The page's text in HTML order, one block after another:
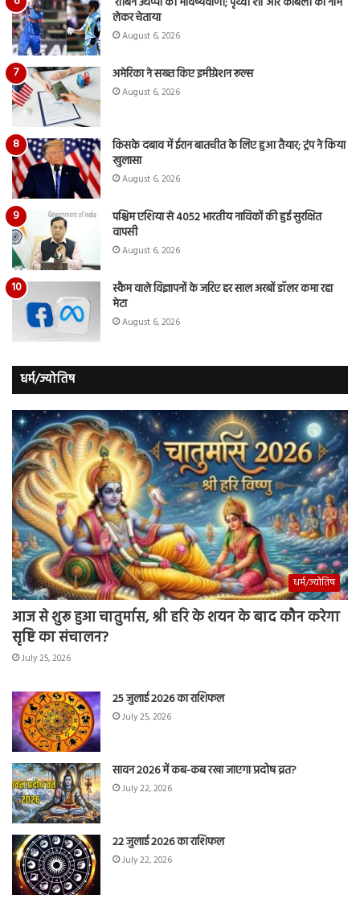
लेकर चेताया
August 6, 2026
अमेरिका ने सख्त किए इमीग्रेशन रूल्स
August 6, 2026
किसके दबाव में ईरान बातचीत के लिए हुआ तैयार; ट्रंप ने किया
खुलासा
August 6, 2026
पश्चिम एशिया से 4052 भारतीय नाविकों की हुई सुरक्षित
वापसी
August 6, 2026
स्कैम वाले विज्ञापनों के जरिए हर साल अरबों डॉलर कमा रहा
मेटा
August 6, 2026
धर्म/ज्योतिष
धर्म/ज्योतिष
आज से शुरू हुआ चातुर्मास, श्री हरि के शयन के बाद कौन करेगा
सृष्टि का संचालन?
July 25, 2026
25 जुलाई 2026 का राशिफल
July 25, 2026
सावन 2026 में कब-कब रखा जाएगा प्रदोष व्रत?
July 22, 2026
22 जुलाई 2026 का राशिफल
July 22, 2026